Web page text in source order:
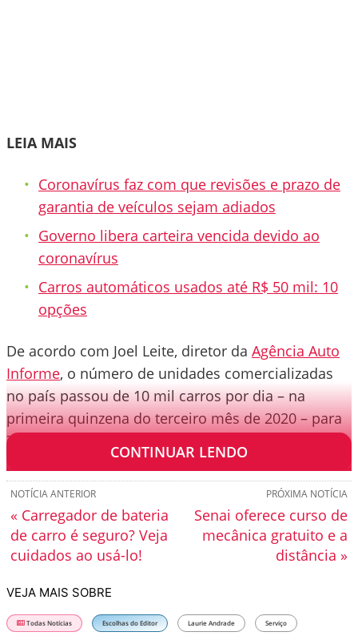
LEIA MAIS
Coronavírus faz com que revisões e prazo de
garantia de veículos sejam adiados
Governo libera carteira vencida devido ao
coronavírus
Carros automáticos usados até R$ 50 mil: 10
opções
De acordo com Joel Leite, diretor da Agência Auto
Informe, o número de unidades comercializadas
no país passou de 10 mil carros por dia – na
primeira quinzena do terceiro mês de 2020 – para
700. A redução representa mais de 90%.
CONTINUAR LENDO
PRÓXIMA NOTÍCIA
Senai oferece curso de
mecânica gratuito e a
distância »
NOTÍCIA ANTERIOR
« Carregador de bateria
de carro é seguro? Veja
cuidados ao usá-lo!
VEJA MAIS SOBRE
Todas Notícias Escolhas do Editor Laurie Andrade Serviço